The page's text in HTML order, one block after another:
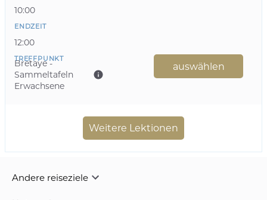
10:00
ENDZEIT
12:00
TREFFPUNKT
Bretaye -
Sammeltafeln
Erwachsene
auswählen
Weitere Lektionen
Andere reiseziele